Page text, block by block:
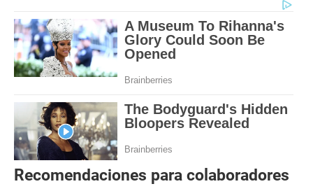
Recomendaciones para colaboradores